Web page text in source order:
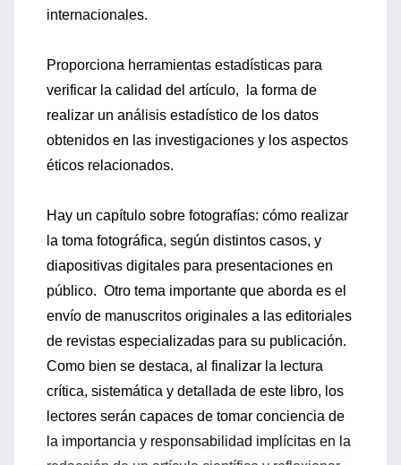
internacionales.
Proporciona herramientas estadísticas para
verificar la calidad del artículo, la forma de
realizar un análisis estadístico de los datos
obtenidos en las investigaciones y los aspectos
éticos relacionados.
Hay un capítulo sobre fotografías: cómo realizar
la toma fotográfica, según distintos casos, y
diapositivas digitales para presentaciones en
público. Otro tema importante que aborda es el
envío de manuscritos originales a las editoriales
de revistas especializadas para su publicación.
Como bien se destaca, al finalizar la lectura
crítica, sistemática y detallada de este libro, los
lectores serán capaces de tomar conciencia de
la importancia y responsabilidad implícitas en la